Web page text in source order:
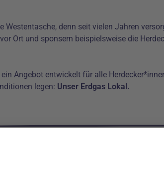
Westentasche, denn seit vielen Jahren
Ort und sponsern beispielsweise die
Angebot entwickelt für alle
legen: Unser Erdgas Lokal.